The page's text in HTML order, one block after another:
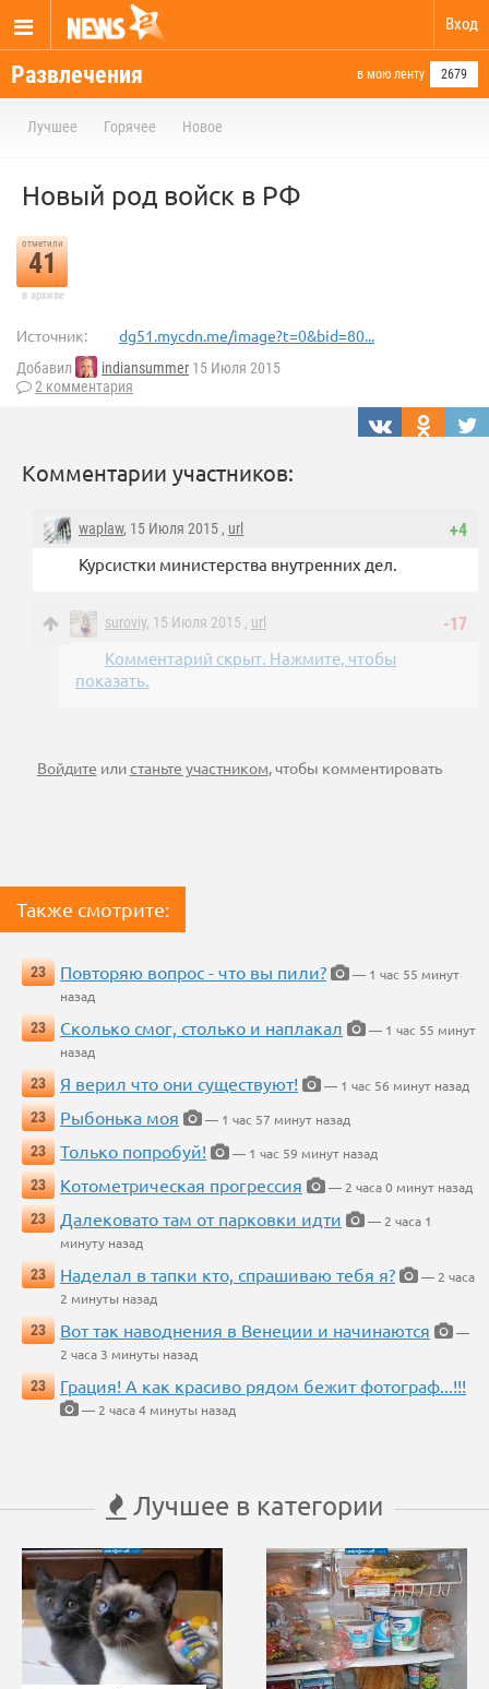
Вход
Развлечения в мою ленту 2679
Лучшее Горячее Новое
Новый род войск в РФ
отметили
41
в архиве
Источник: dg51.mycdn.me/image?t=0&bid=80...
Добавил indiansummer 15 Июля 2015
2 комментария
Комментарии участников:
+4
waplaw, 15 Июля 2015 , url
Курсистки министерства внутренних дел.
-17
suroviy, 15 Июля 2015 , url
Комментарий скрыт. Нажмите, чтобы
показать.
Войдите илистаньте участником, чтобы комментировать
Также смотрите:
23 Повторяю вопрос - что вы пили?
— 1 час 55 минут
назад
23
Сколько смог, столько и наплакал
— 1 час 55 минут
назад
23
Я верил что они существуют!
— 1 час 56 минут назад
23
Рыбонька моя
— 1 час 57 минут назад
23
Только попробуй!
— 1 час 59 минут назад
23
Котометрическая прогрессия
— 2 часа 0 минут назад
23
Далековато там от парковки идти
— 2 часа 1
минуту назад
23
Наделал в тапки кто, спрашиваю тебя я?
— 2 часа
2 минуты назад
23
Вот так наводнения в Венеции и начинаются
—
2 часа 3 минуты назад
23
Грация! А как красиво рядом бежит фотограф...!!!
— 2 часа 4 минуты назад
Лучшее в категории